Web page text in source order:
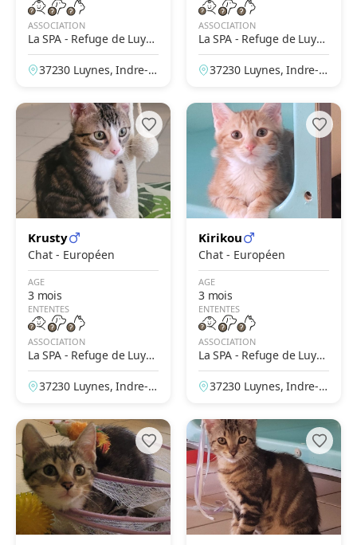
ASSOCIATION
La SPA - Refuge de Luyn
es – Tours
37230 Luynes, Indre-et
ASSOCIATION
La SPA - Refuge de Luyn
es – Tours
37230 Luynes, Indre-et
Krusty
Chat - Européen
AGE
3 mois
ENTENTES
ASSOCIATION
La SPA - Refuge de Luyn
es – Tours
37230 Luynes, Indre-et
Kirikou
Chat - Européen
AGE
3 mois
ENTENTES
ASSOCIATION
La SPA - Refuge de Luyn
es – Tours
37230 Luynes, Indre-et